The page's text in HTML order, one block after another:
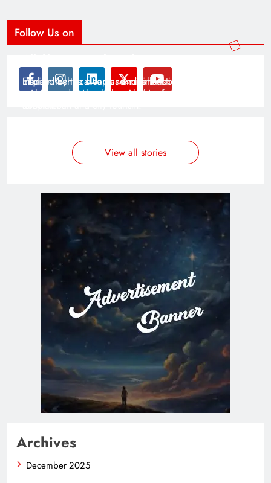
Follow Us on
Inspired by the clean and minimalistic look of modern
architecture, this template is great for creating stories
Explain technical topics and talk about the latest in
science and technology with this clean and futuristic
View all stories
Archives
December 2025